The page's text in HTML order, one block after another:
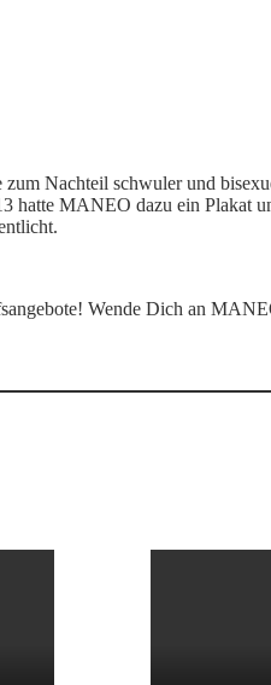
Nachteil schwuler und
hatte MANEO dazu ein Plakat
Wende Dich an